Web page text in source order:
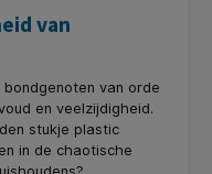
van
van orde
en veelzijdigheid.
stukje plastic
in de chaotische